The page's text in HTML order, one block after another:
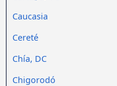
Caucasia
Cereté
Chía, DC
Chigorodó